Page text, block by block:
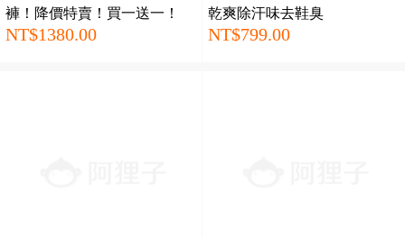
褲！降價特賣！買一送一！
NT$1380.00
乾爽除汗味去鞋臭
NT$799.00